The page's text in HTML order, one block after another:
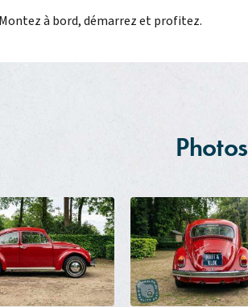
Montez à bord, démarrez et profitez.
Photos